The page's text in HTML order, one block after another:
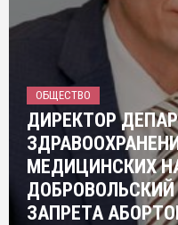
ОБЩЕСТВО
ДИРЕКТОР
МЕДИЦИНСКИХ
ЗАПРЕТА